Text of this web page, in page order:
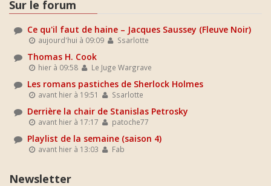
Sur le forum
Ce qu'il faut de haine – Jacques Saussey (Fleuve Noir)
aujourd'hui à 09:09 Ssarlotte
Thomas H. Cook
hier à 09:58 Le Juge Wargrave
Les romans pastiches de Sherlock Holmes
avant hier à 19:51 Ssarlotte
Derrière la chair de Stanislas Petrosky
avant hier à 17:17 patoche77
Playlist de la semaine (saison 4)
avant hier à 13:03 Fab
Newsletter